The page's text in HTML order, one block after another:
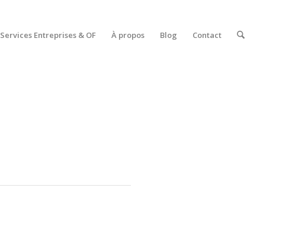
Services Entreprises & OF À propos Blog Contact